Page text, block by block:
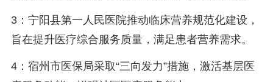
3：宁阳县第一人民医院推动临床营养规范化建设，
旨在提升医疗综合服务质量，满足患者营养需求。
4：宿州市医保局采取“三向发力”措施，激活基层医